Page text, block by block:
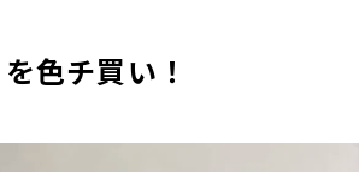
色チ買い！